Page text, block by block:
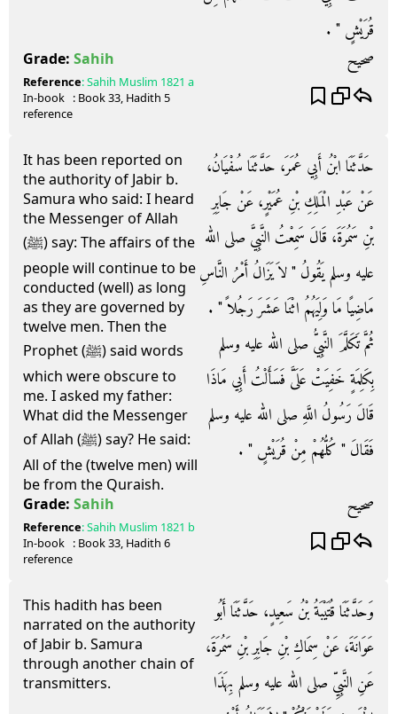
قُرَيْشٍ ‏"‏ ‏.‏
Grade: Sahih صحيح
Reference:Sahih Muslim 1821 a
In-book
reference
: Book33, Hadith 5
It has been reported on
the authority of Jabir b.
Samura who said: I heard
the Messenger of Allah
(ﷺ) say: The affairs of the
people will continue to be
conducted (well) as long
as they are governed by
twelve men. Then the
Prophet (ﷺ) said words
which were obscure to
me. I asked my father:
What did the Messenger
of Allah (ﷺ) say? He said:
All of the (twelve men) will
be from the Quraish.
حَدَّثَنَا ابْنُ أَبِي عُمَرَ، حَدَّثَنَا سُفْيَانُ،
عَنْ عَبْدِ الْمَلِكِ بْنِ عُمَيْرٍ، عَنْ جَابِرِ
بْنِ سَمُرَةَ، قَالَ سَمِعْتُ النَّبِيَّ صلى الله
عليه وسلم يَقُولُ ‏"‏ لاَ يَزَالُ أَمْرُ النَّاسِ
مَاضِيًا مَا وَلِيَهُمُ اثْنَا عَشَرَ رَجُلاً ‏"‏ ‏.‏
ثُمَّ تَكَلَّمَ النَّبِيُّ صلى الله عليه وسلم
بِكَلِمَةٍ خَفِيَتْ عَلَىَّ فَسَأَلْتُ أَبِي مَاذَا
قَالَ رَسُولُ اللَّهِ صلى الله عليه وسلم
فَقَالَ ‏"‏ كُلُّهُمْ مِنْ قُرَيْشٍ ‏"‏ ‏.‏
Grade: Sahih صحيح
Reference:Sahih Muslim 1821 b
In-book
reference
: Book33, Hadith 6
This hadith has been
narrated on the authority
of Jabir b. Samura
through another chain of
transmitters.
وَحَدَّثَنَا قُتَيْبَةُ بْنُ سَعِيدٍ، حَدَّثَنَا أَبُو
عَوَانَةَ، عَنْ سِمَاكِ بْنِ جَابِرِ بْنِ سَمُرَةَ،
عَنِ النَّبِيِّ صلى الله عليه وسلم بِهَذَا